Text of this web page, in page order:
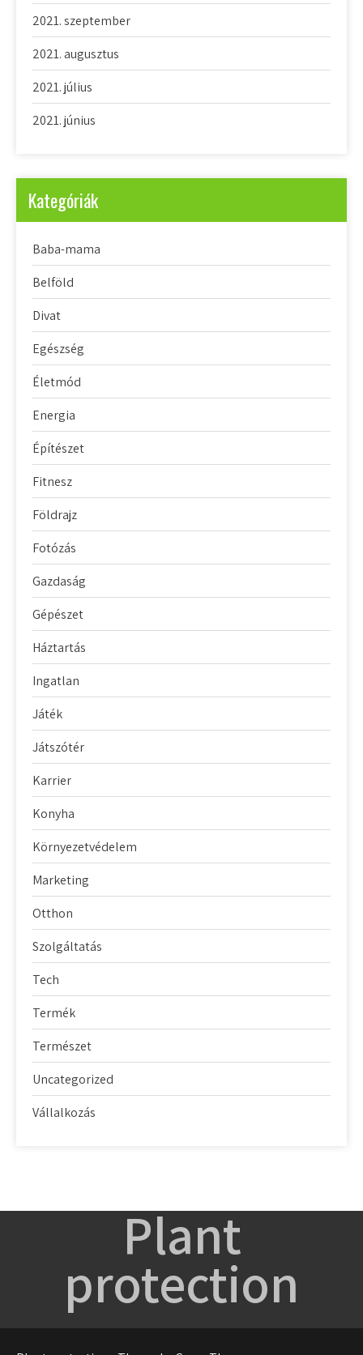
2021. szeptember
2021. augusztus
2021. július
2021. június
Kategóriák
Baba-mama
Belföld
Divat
Egészség
Életmód
Energia
Építészet
Fitnesz
Földrajz
Fotózás
Gazdaság
Gépészet
Háztartás
Ingatlan
Játék
Játszótér
Karrier
Konyha
Környezetvédelem
Marketing
Otthon
Szolgáltatás
Tech
Termék
Természet
Uncategorized
Vállalkozás
Plant
protection